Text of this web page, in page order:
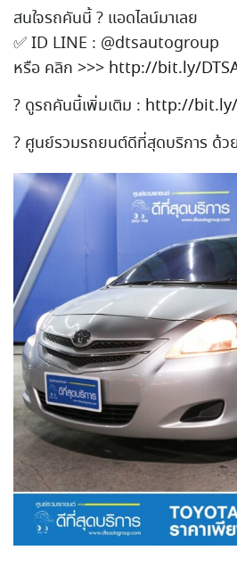
สนใจรถคันนี้ ? แอดไลน์มาเลย
✅ID LINE : @dtsautogroup
หรือ คลิก >>> http://bit.ly/
? ดูรถคันนี้เพิ่มเติม : http://
? ศูนย์รวมรถยนต์ดีที่สุดบริการ ด้